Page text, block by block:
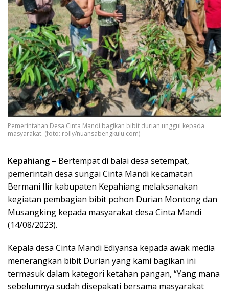
Pemerintahan Desa Cinta Mandi bagikan bibit durian unggul kepada
masyarakat. (foto: rolly/nuansabengkulu.com)
Kepahiang – Bertempat di balai desa setempat,
pemerintah desa sungai Cinta Mandi kecamatan
Bermani Ilir kabupaten Kepahiang melaksanakan
kegiatan pembagian bibit pohon Durian Montong dan
Musangking kepada masyarakat desa Cinta Mandi
(14/08/2023).
Kepala desa Cinta Mandi Ediyansa kepada awak media
menerangkan bibit Durian yang kami bagikan ini
termasuk dalam kategori ketahan pangan, “Yang mana
sebelumnya sudah disepakati bersama masyarakat